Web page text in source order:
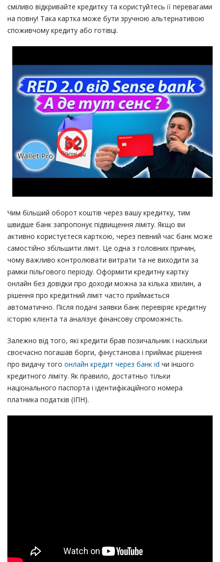
сміливо відкривайте кредитку та користуйтесь її перевагами
на повну! Така картка може бути зручною альтернативою
споживчому кредиту або готівці.
Чим більший оборот коштів через вашу кредитку, тим
швидше банк запропонує підвищення ліміту. Якщо ви
активно користуєтеся карткою, через певний час банк може
самостійно збільшити ліміт. Це одна з головних причин,
чому важливо контролювати витрати та не виходити за
рамки пільгового періоду. Оформити кредитну картку
онлайн без довідки про доходи можна за кілька хвилин, а
рішення про кредитний ліміт часто приймається
автоматично. Після подачі заявки банк перевіряє кредитну
історію клієнта та аналізує фінансову спроможність.
Залежно від того, які кредити брав позичальник і наскільки
своєчасно погашав борги, фінустанова і приймає рішення
про видачу того онлайн кредит через банк id чи іншого
кредитного ліміту. Як правило, достатньо тільки
національного паспорта і ідентифікаційного номера
платника податків (ІПН).